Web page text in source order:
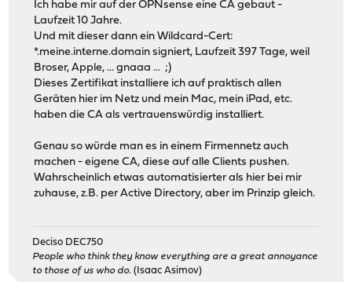
Ich habe mir auf der OPNsense eine CA gebaut -
Laufzeit 10 Jahre.
Und mit dieser dann ein Wildcard-Cert:
*.meine.interne.domain signiert, Laufzeit 397 Tage, weil
Broser, Apple, ... gnaaa ... ;)
Dieses Zertifikat installiere ich auf praktisch allen
Geräten hier im Netz und mein Mac, mein iPad, etc.
haben die CA als vertrauenswürdig installiert.
Genau so würde man es in einem Firmennetz auch
machen - eigene CA, diese auf alle Clients pushen.
Wahrscheinlich etwas automatisierter als hier bei mir
zuhause, z.B. per Active Directory, aber im Prinzip gleich.
Deciso DEC750
People who think they know everything are a great annoyance
to those of us who do. (Isaac Asimov)